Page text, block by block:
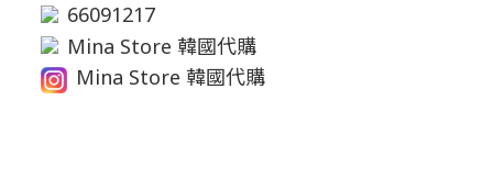
66091217
Mina Store 韓國代購
Mina Store 韓國代購